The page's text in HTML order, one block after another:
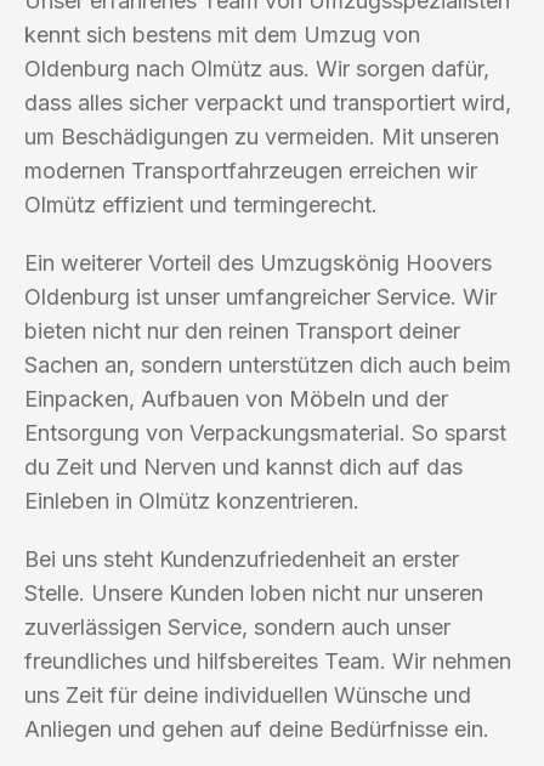
kennt sich bestens mit dem Umzug von
Oldenburg nach Olmütz aus. Wir sorgen dafür,
dass alles sicher verpackt und transportiert wird,
um Beschädigungen zu vermeiden. Mit unseren
modernen Transportfahrzeugen erreichen wir
Olmütz effizient und termingerecht.
Ein weiterer Vorteil des Umzugskönig Hoovers
Oldenburg ist unser umfangreicher Service. Wir
bieten nicht nur den reinen Transport deiner
Sachen an, sondern unterstützen dich auch beim
Einpacken, Aufbauen von Möbeln und der
Entsorgung von Verpackungsmaterial. So sparst
du Zeit und Nerven und kannst dich auf das
Einleben in Olmütz konzentrieren.
Bei uns steht Kundenzufriedenheit an erster
Stelle. Unsere Kunden loben nicht nur unseren
zuverlässigen Service, sondern auch unser
freundliches und hilfsbereites Team. Wir nehmen
uns Zeit für deine individuellen Wünsche und
Anliegen und gehen auf deine Bedürfnisse ein.